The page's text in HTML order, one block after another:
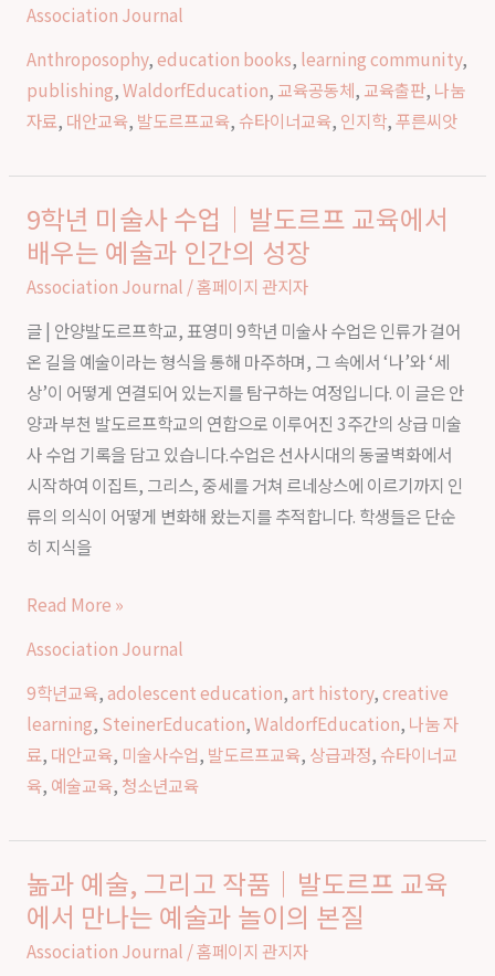
한
교
육
Association Journal
Anthroposophy,education books, learning community,
publishing,WaldorfEducation, 교육공동체, 교육출판, 나눔
자료, 대안교육, 발도르프교육, 슈타이너교육, 인지학,푸른씨앗
9학년 미술사 수업｜발도르프 교육에서
배우는 예술과 인간의 성장
Association Journal /홈페이지 관지자
글 | 안양발도르프학교, 표영미 9학년 미술사 수업은 인류가 걸어
온 길을 예술이라는 형식을 통해 마주하며, 그 속에서 ‘나’와 ‘세
상’이 어떻게 연결되어 있는지를 탐구하는 여정입니다. 이 글은 안
양과 부천 발도르프학교의 연합으로 이루어진 3주간의 상급 미술
사 수업 기록을 담고 있습니다.수업은 선사시대의 동굴벽화에서
시작하여 이집트, 그리스, 중세를 거쳐 르네상스에 이르기까지 인
류의 의식이 어떻게 변화해 왔는지를 추적합니다. 학생들은 단순
히 지식을
9
학
년
술
사
수
업
｜
발
도
르
교
육
서
예
과
인
간
Read More »
Association Journal
9학년교육,adolescent education,art history,creative
learning, SteinerEducation,WaldorfEducation, 나눔 자
료, 대안교육, 미술사수업, 발도르프교육, 상급과정, 슈타이너교
육, 예술교육, 청소년교육
놂과 예술, 그리고 작품｜발도르프 교육
에서 만나는 예술과 놀이의 본질
Association Journal /홈페이지 관지자
놂
과
예